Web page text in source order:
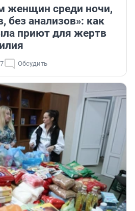
женщин среди ночи,
без анализов»: как
приют для жертв
Обсудить